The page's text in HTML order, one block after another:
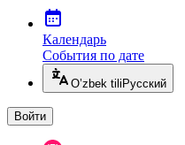
Календарь
События по дате
O’zbek tili Русский
Войти